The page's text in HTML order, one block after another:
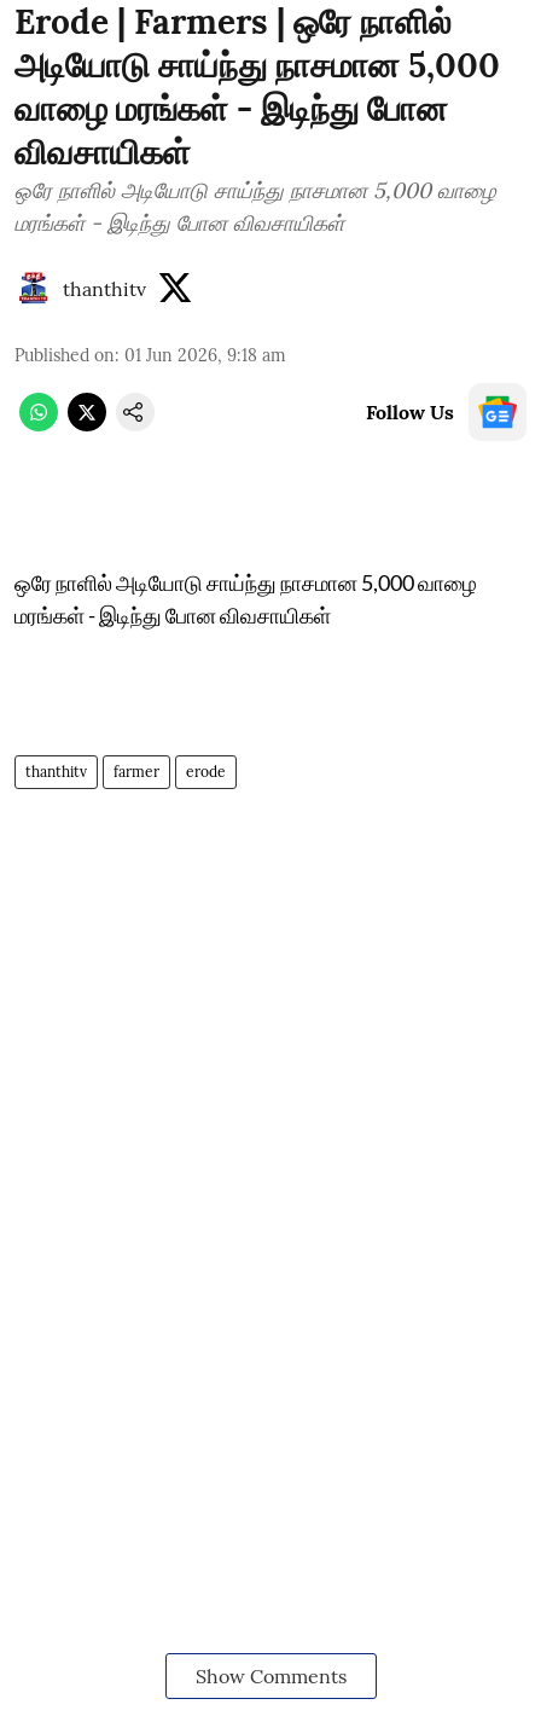
Erode | Farmers | ஒரே நாளில்
அடியோடு சாய்ந்து நாசமான 5,000
வாழை மரங்கள் - இடிந்து போன
விவசாயிகள்
ஒரே நாளில் அடியோடு சாய்ந்து நாசமான 5,000 வாழை
மரங்கள் - இடிந்து போன விவசாயிகள்
thanthitv
Published on: 01 Jun 2026, 9:18 am
Follow Us
ஒரே நாளில் அடியோடு சாய்ந்து நாசமான 5,000 வாழை
மரங்கள் - இடிந்து போன விவசாயிகள்
thanthitv farmer erode
Show Comments